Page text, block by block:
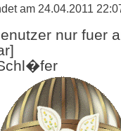
am 24.04.2011
nur fuer